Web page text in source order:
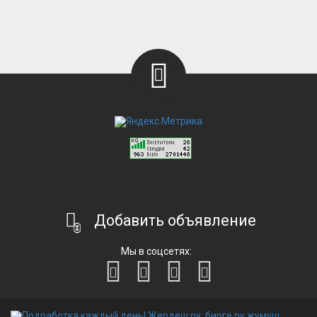
Добавить объявление
Мы в соцсетях: